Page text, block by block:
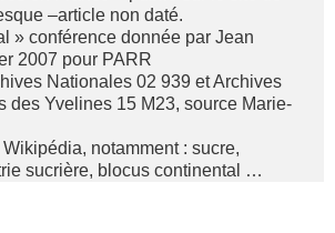
–article non daté.
» conférence donnée par Jean
2007 pour PARR
Nationales 02 939 et Archives
des Yvelines 15 M23, source Marie-
notamment : sucre,
sucrière, blocus continental …